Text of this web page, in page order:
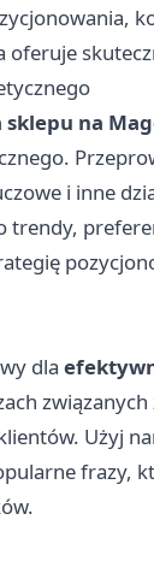
oferuje
na
i inne
dla
Użyj
frazy,